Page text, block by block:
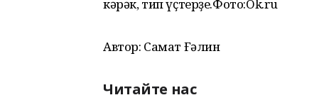
кәрәк, тип үҫтерҙе.Фото:Ok.ru
Автор: Самат Ғәлин
Читайте нас